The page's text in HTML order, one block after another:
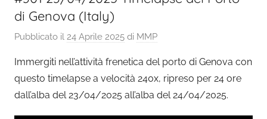
di Genova (Italy)
Pubblicato il 24 Aprile 2025 di MMP
Immergiti nell’attività frenetica del porto di Genova con
questo timelapse a velocità 240x, ripreso per 24 ore
dall’alba del 23/04/2025 all’alba del 24/04/2025.